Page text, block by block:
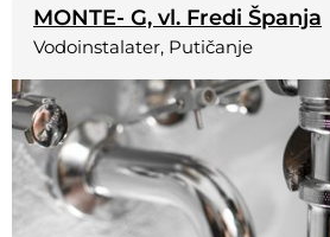
MONTE- G, vl. Fredi Španja
Vodoinstalater, Putičanje